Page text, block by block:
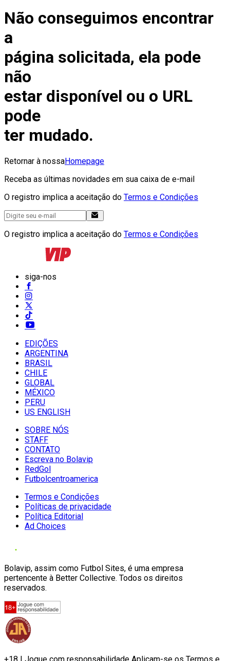
Não conseguimos encontrar
a
página solicitada, ela pode
não
estar disponível ou o URL
pode
ter mudado.
Retornar à nossaHomepage
Receba as últimas novidades em sua caixa de e-mail
O registro implica a aceitação do Termos e Condições
O registro implica a aceitação do Termos e Condições
siga-nos
EDIÇÕES
ARGENTINA
BRASIL
CHILE
GLOBAL
MÉXICO
PERU
US ENGLISH
SOBRE NÓS
STAFF
CONTATO
Escreva no Bolavip
RedGol
Futbolcentroamerica
Termos e Condições
Políticas de privacidade
Política Editorial
Ad Choices
Bolavip, assim como Futbol Sites, é uma empresa
pertencente à Better Collective. Todos os direitos
reservados.